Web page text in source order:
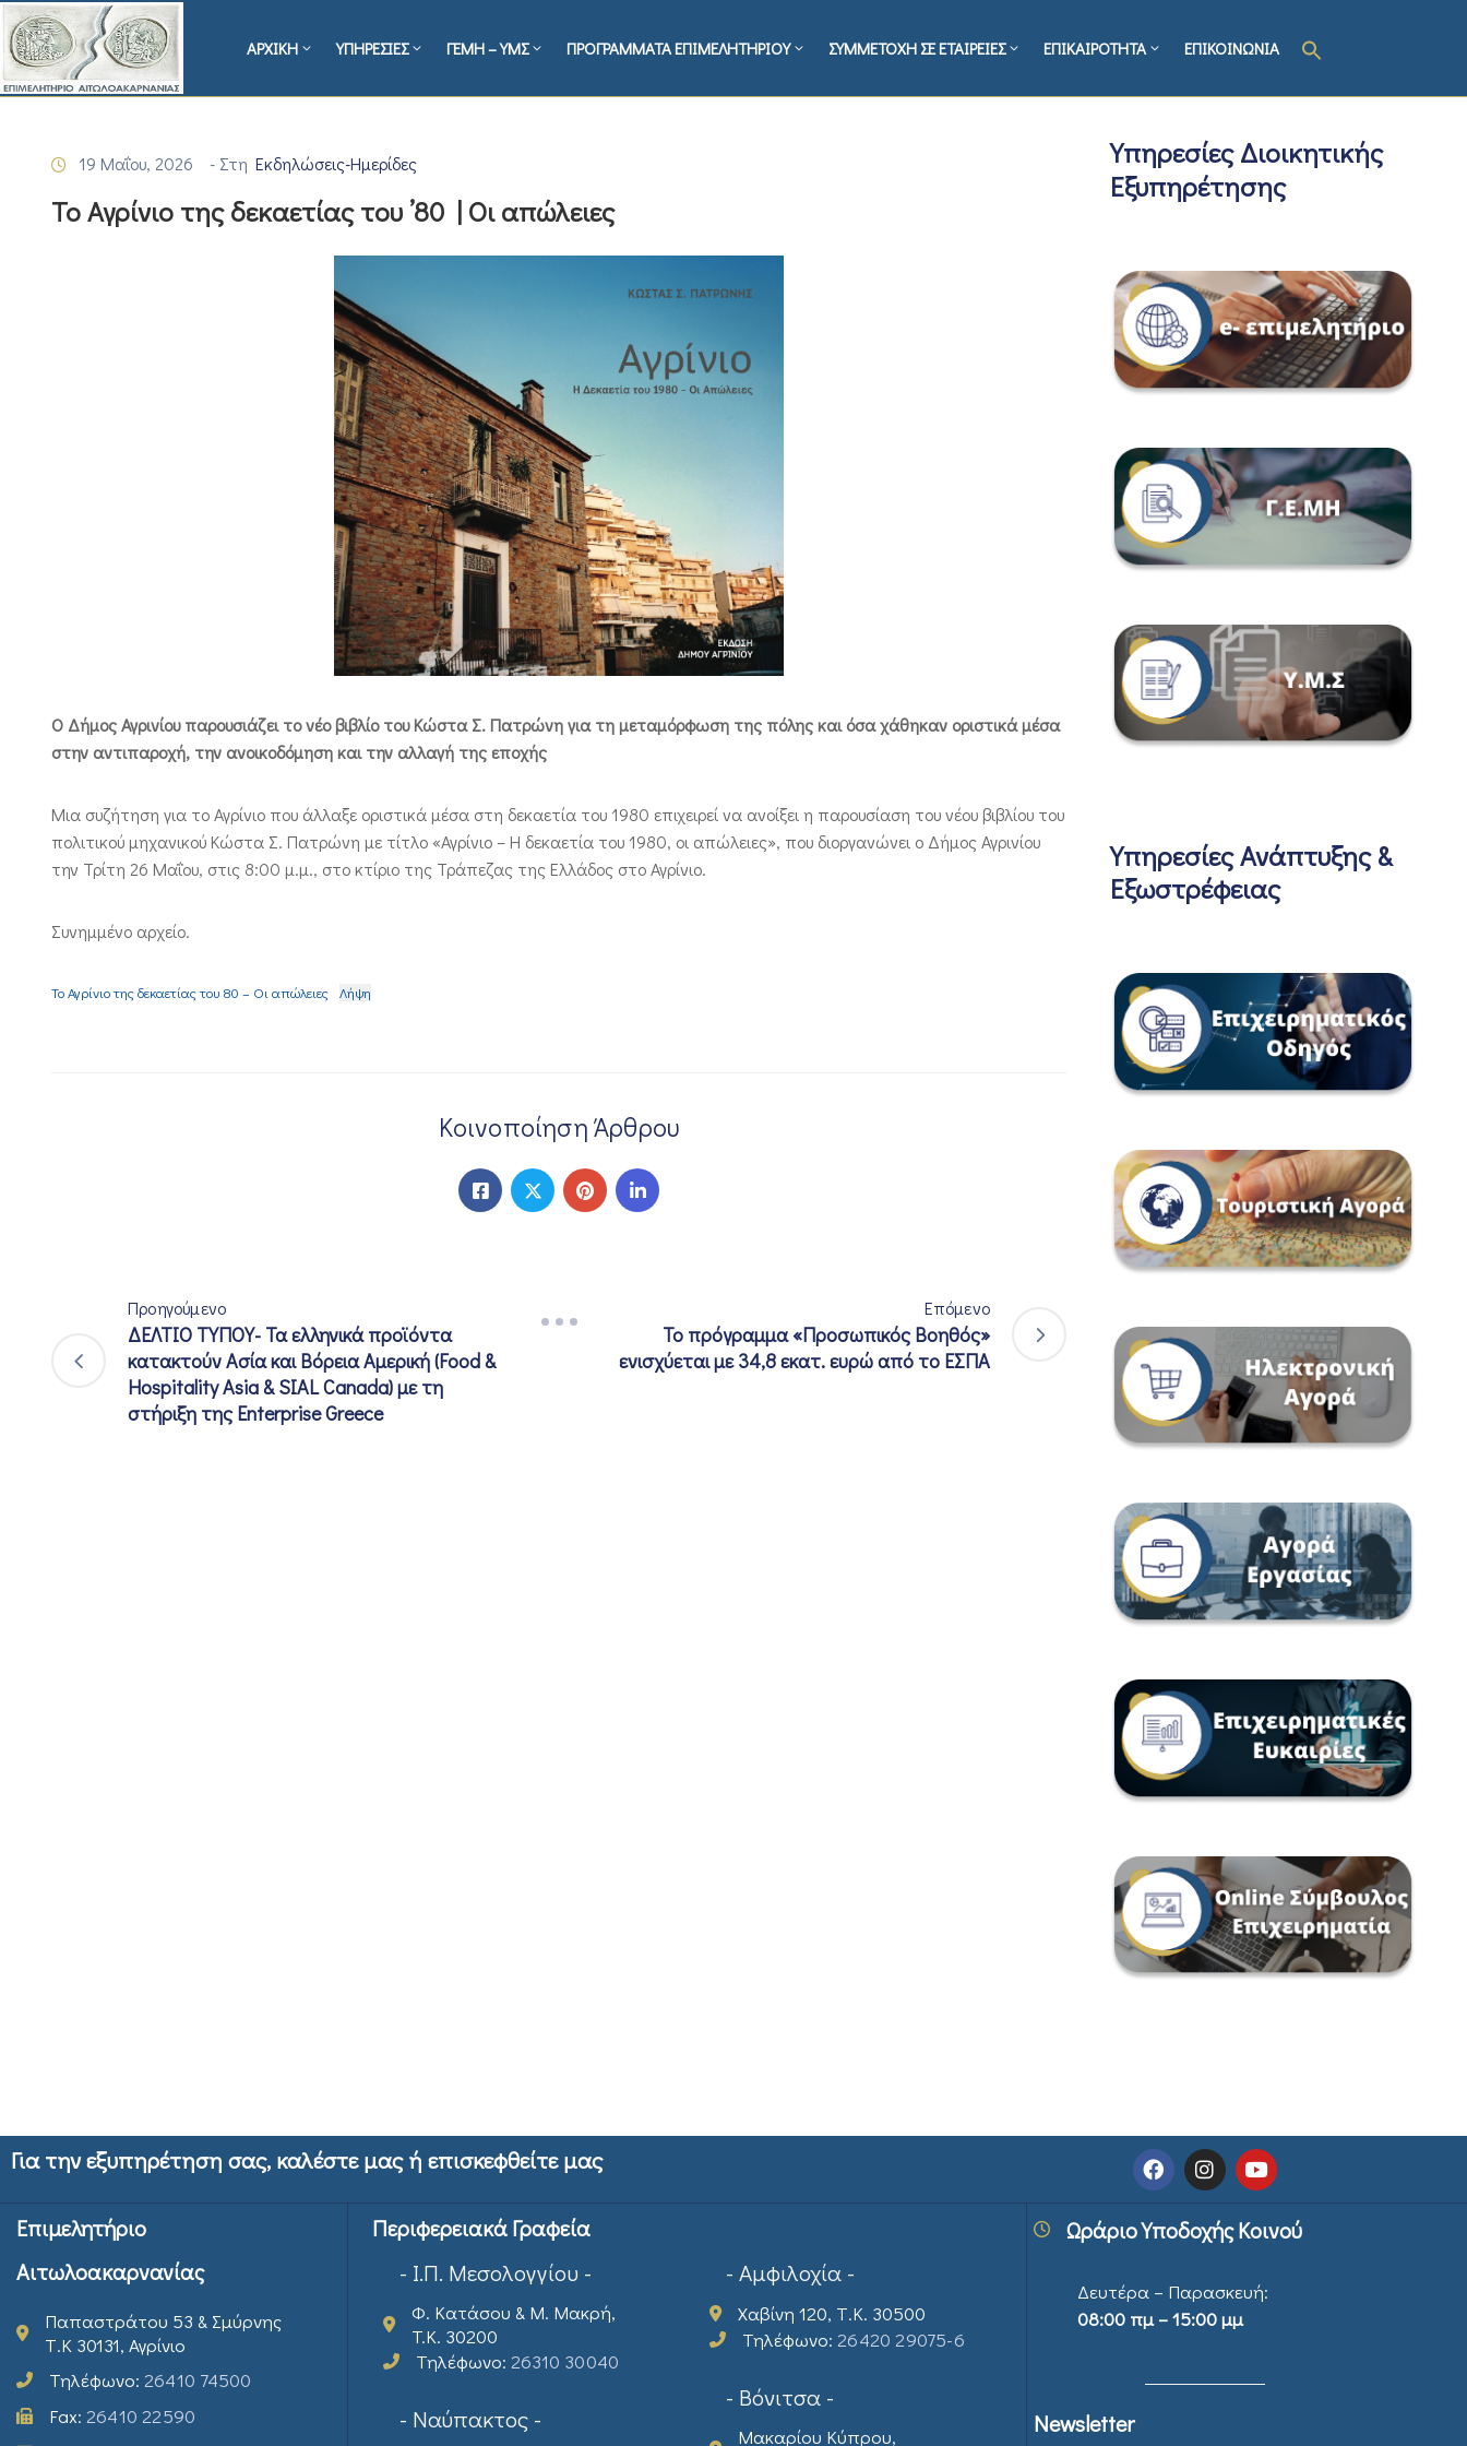
ΑΡΧΙΚΗ ΥΠΗΡΕΣΙΕΣ ΓΕΜΗ – ΥΜΣ ΠΡΟΓΡΑΜΜΑΤΑ ΕΠΙΜΕΛΗΤΗΡΙΟΥ ΣΥΜΜΕΤΟΧΗ ΣΕ ΕΤΑΙΡΕΙΕΣ ΕΠΙΚΑΙΡΟΤΗΤΑ ΕΠΙΚΟΙΝΩΝΙΑ
19 Μαΐου, 2026 - Στη Εκδηλώσεις-Ημερίδες
Το Αγρίνιο της δεκαετίας του ’80 | Οι απώλειες
Ο Δήμος Αγρινίου παρουσιάζει το νέο βιβλίο του Κώστα Σ. Πατρώνη για τη μεταμόρφωση της πόλης και όσα χάθηκαν οριστικά μέσα
στην αντιπαροχή, την ανοικοδόμηση και την αλλαγή της εποχής
Μια συζήτηση για το Αγρίνιο που άλλαξε οριστικά μέσα στη δεκαετία του 1980 επιχειρεί να ανοίξει η παρουσίαση του νέου βιβλίου του
πολιτικού μηχανικού Κώστα Σ. Πατρώνη με τίτλο «Αγρίνιο – Η δεκαετία του 1980, οι απώλειες», που διοργανώνει ο Δήμος Αγρινίου
την Τρίτη 26 Μαΐου, στις 8:00 μ.μ., στο κτίριο της Τράπεζας της Ελλάδος στο Αγρίνιο.
Συνημμένο αρχείο.
Το Αγρίνιο της δεκαετίας του 80 – Οι απώλειες Λήψη
Κοινοποίηση Άρθρου
Προηγούμενο
ΔΕΛΤΙΟ ΤΥΠΟΥ- Τα ελληνικά προϊόντα
κατακτούν Ασία και Βόρεια Αμερική (Food &
Hospitality Asia & SIAL Canada) με τη
στήριξη της Enterprise Greece
Επόμενο
Το πρόγραμμα «Προσωπικός Βοηθός»
ενισχύεται με 34,8 εκατ. ευρώ από το ΕΣΠΑ
Υπηρεσίες Διοικητικής
Εξυπηρέτησης
Υπηρεσίες Ανάπτυξης &
Εξωστρέφειας
Για την εξυπηρέτηση σας, καλέστε μας ή επισκεφθείτε μας
Επιμελητήριο
Αιτωλοακαρνανίας
Παπαστράτου 53 & Σμύρνης
Τ.Κ 30131, Αγρίνιο
Τηλέφωνο: 26410 74500
Fax: 26410 22590
Περιφερειακά Γραφεία
- Ι.Π. Μεσολογγίου -
Φ. Κατάσου & Μ. Μακρή,
T.K. 30200
Τηλέφωνο: 26310 30040
- Ναύπακτος -
- Αμφιλοχία -
Χαβίνη 120, Τ.Κ. 30500
Τηλέφωνο:26420 29075-6
- Βόνιτσα -
Μακαρίου Κύπρου,
Ωράριο Υποδοχής Κοινού
Δευτέρα – Παρασκευή:
08:00 πμ – 15:00 μμ
Newsletter